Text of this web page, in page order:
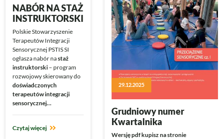
NABÓR NA STAŻ
INSTRUKTORSKI
Polskie Stowarzyszenie
Terapeutów Integracji
Sensorycznej PSTIS SI
ogłasza nabór nastaż
instruktorski– program
rozwojowy skierowany do
doświadczonych
terapeutów integracji
sensorycznej…
Czytaj więcej
29.12.2025
Grudniowy numer
Kwartalnika
Wersję pdf kupisz na stronie